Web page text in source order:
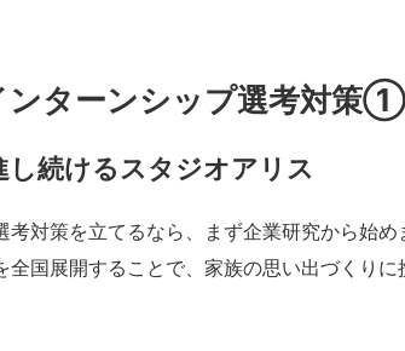
ンターンシップ選考対策
続けるスタジオアリス
対策を立てるなら、まず企業研究から始
全国展開することで、家族の思い出づくり